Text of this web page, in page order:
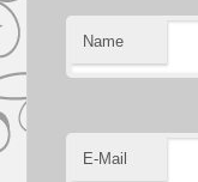
Name
E-Mail